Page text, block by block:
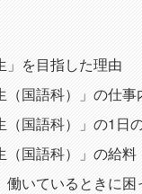
」を目指した理由
（国語科）」の仕
（国語科）」の1日
（国語科）」の給
働いているときに困